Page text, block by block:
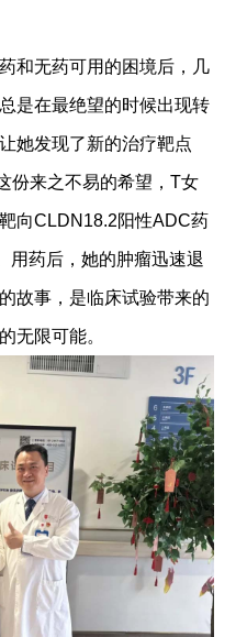
和无药可用的困境后，几
是在最绝望的时候出现转
她发现了新的治疗靶点
来之不易的希望，T女
向CLDN18.2阳性ADC药
用药后，她的肿瘤迅速退
故事，是临床试验带来的
无限可能。